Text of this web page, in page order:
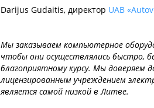
Darijus Gudaitis, директор UAB
Мы заказываем компьютерное
чтобы они осуществлялись быстро,
благоприятному курсу. Мы доверяем
лицензированным учреждением
является самой низкой в Литве.